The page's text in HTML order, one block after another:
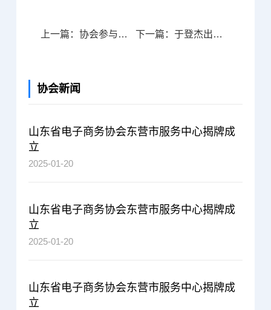
上一篇：协会参与山东援助重庆柑橘推介活动 下一篇：于登杰出席数智赋能乡村振兴高质量发展论坛
协会新闻
山东省电子商务协会东营市服务中心揭牌成
立
2025-01-20
山东省电子商务协会东营市服务中心揭牌成
立
2025-01-20
山东省电子商务协会东营市服务中心揭牌成
立